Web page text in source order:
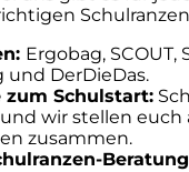
Ergobag, SCOUT,
und DerDieDas.
zum Schulstart:
wir stellen euch
zusammen.